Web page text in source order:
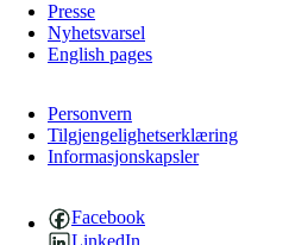
3.2 Åhpadibme ja hiebadum
3.3 Aktisasjbarggo sijda ja
3.4 Åhpadus
3.5 Profesjåvnåaktisasjvuohta
Presse
Nyhetsvarsel
English pages
Personvern
Tilgjengelighetserklæring
Informasjonskapsler
Facebook